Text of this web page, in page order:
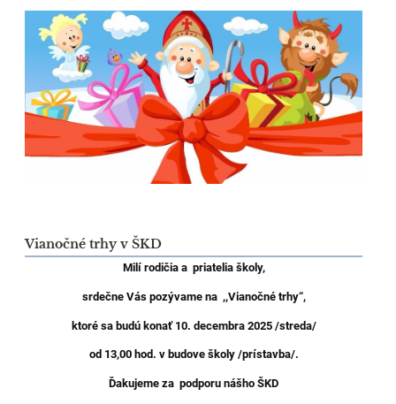
Vianočné trhy v ŠKD
Milí rodičia a priatelia školy,
srdečne Vás pozývame na ,,Vianočnétrhy“,
ktoré sa budú konať 10. decembra 2025 /streda/
od 13,00 hod. v budove školy /prístavba/.
Ďakujeme za podporu nášho ŠKD